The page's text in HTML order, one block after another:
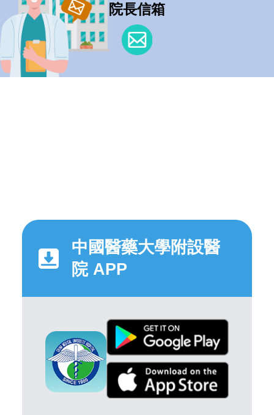
院長信箱
中國醫藥大學附設醫
院 APP